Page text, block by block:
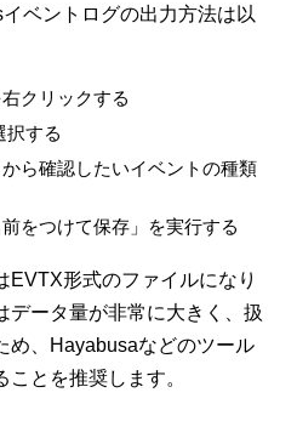
ベントログの出力方法は以
クリックする
択する
から確認したいイベントの種類
をつけて保存」を実行する
EVTX形式のファイルになり
データ量が非常に大きく、扱
め、Hayabusaなどのツール
とを推奨します。